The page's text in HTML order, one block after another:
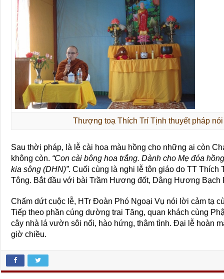
Thượng toạ Thích Trí Tịnh thuyết pháp
Sau thời pháp, là lễ cài hoa màu hồng cho những ai còn
không còn. “Con cài bông hoa trắng. Dành cho Mẹ đóa
kia sông (DHN)”. Cuối cùng là nghi lễ tôn giáo do TT Thích
Tông. Bắt đầu với bài Trầm Hương đốt, Dâng Hương Bạch
Chấm dứt cuộc lễ, HTr Đoàn Phó Ngoại Vụ nói lời cảm tạ
Tiếp theo phần cúng dường trai Tăng, quan khách cùng
cây nhà lá vườn sôi nổi, hào hứng, thâm tình. Đại lễ hoàn
giờ chiều.